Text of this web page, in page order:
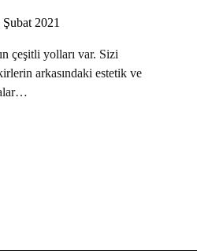
Şubat 2021
çeşitli yolları var. Sizi
arkasındaki estetik ve